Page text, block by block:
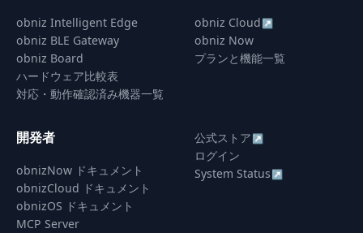
obniz Intelligent Edge
obniz BLE Gateway
obniz Board
ハードウェア比較表
対応・動作確認済み機器一覧
obniz Cloud ↗
obniz Now
プランと機能一覧
開発者
obnizNow ドキュメント
obnizCloud ドキュメント
obnizOS ドキュメント
MCP Server
公式ストア ↗
ログイン
System Status ↗